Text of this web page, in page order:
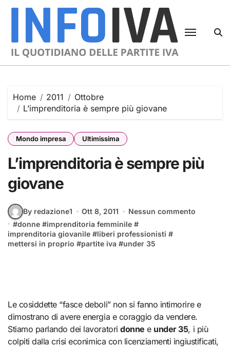
Skip
Home 2011
Ottobre
L’imprenditoria è sempre più giovane
Mondo impresa Ultimissima
L’imprenditoria è sempre più
giovane
By redazione1 Ott 8, 2011
Nessun commento
#donne #imprenditoria femminile #
imprenditoria giovanile #liberi professionisti #
mettersi in proprio #partite iva #under 35
Le cosiddette “fasce deboli” non si fanno intimorire e
dimostrano di avere energia e coraggio da vendere.
Stiamo parlando dei lavoratoridonne e under 35, i più
colpiti dalla crisi econimica con licenziamenti ingiustificati,